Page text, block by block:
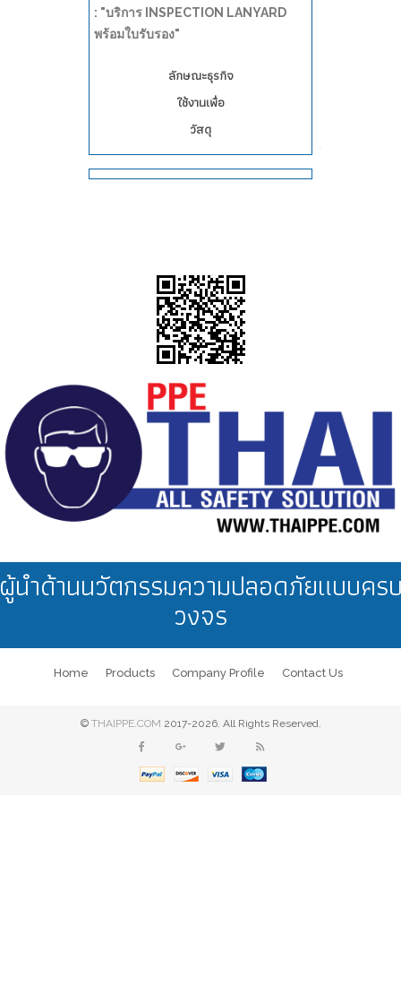
: "บริการ INSPECTION LANYARD
พร้อมใบรับรอง"
ลักษณะธุรกิจ
ใช้งานเพื่อ
วัสดุ
นำด้านนวัตกรรมความปลอดภัยแบบคร
วงจร
Home Products Company Profile Contact Us
© THAIPPE.COM 2017-2026. All Rights Reserved.